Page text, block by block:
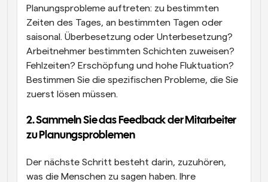
Planungsprobleme auftreten: zu bestimmten
Zeiten des Tages, an bestimmten Tagen oder
saisonal. Überbesetzung oder Unterbesetzung?
Arbeitnehmer bestimmten Schichten zuweisen?
Fehlzeiten? Erschöpfung und hohe Fluktuation?
Bestimmen Sie die spezifischen Probleme, die Sie
zuerst lösen müssen.
2. Sammeln Sie das Feedback der Mitarbeiter
zu Planungsproblemen
Der nächste Schritt besteht darin, zuzuhören,
was die Menschen zu sagen haben. Ihre